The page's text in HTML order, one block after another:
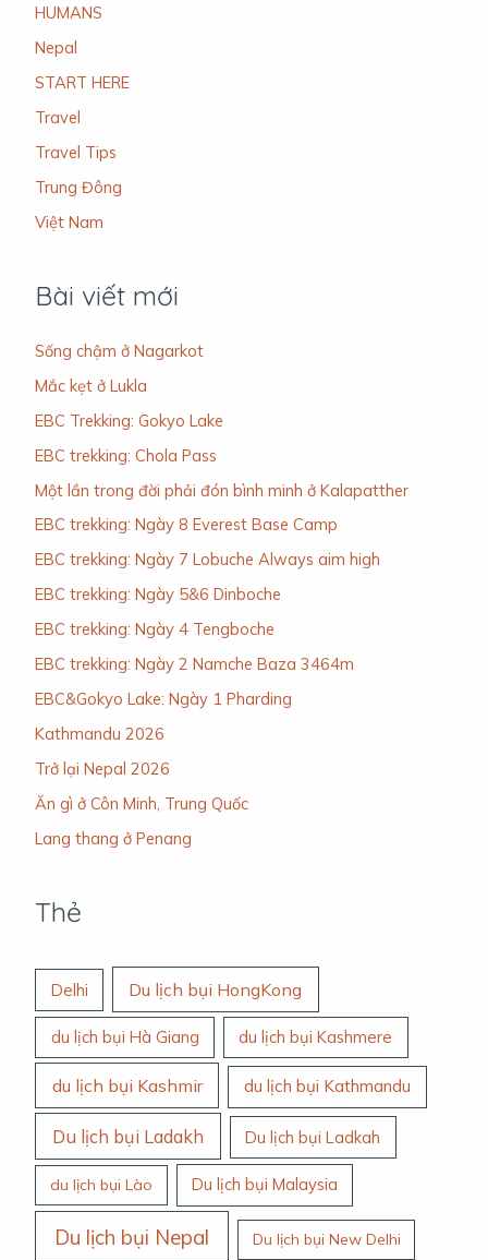
HUMANS
Nepal
START HERE
Travel
Travel Tips
Trung Đông
Việt Nam
Bài viết mới
Sống chậm ở Nagarkot
Mắc kẹt ở Lukla
EBC Trekking: Gokyo Lake
EBC trekking: Chola Pass
Một lần trong đời phải đón bình minh ở Kalapatther
EBC trekking: Ngày 8 Everest Base Camp
EBC trekking: Ngày 7 Lobuche Always aim high
EBC trekking: Ngày 5&6 Dinboche
EBC trekking: Ngày 4 Tengboche
EBC trekking: Ngày 2 Namche Baza 3464m
EBC&Gokyo Lake: Ngày 1 Pharding
Kathmandu 2026
Trở lại Nepal 2026
Ăn gì ở Côn Minh, Trung Quốc
Lang thang ở Penang
Thẻ
Delhi Du lịch bụi HongKong
du lịch bụi Hà Giang du lịch bụi Kashmere
du lịch bụi Kashmir du lịch bụi Kathmandu
Du lịch bụi Ladakh Du lịch bụi Ladkah
du lịch bụi Lào Du lịch bụi Malaysia
Du lịch bụi Nepal Du lịch bụi New Delhi